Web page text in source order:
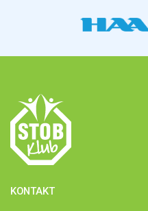
KONTAKT